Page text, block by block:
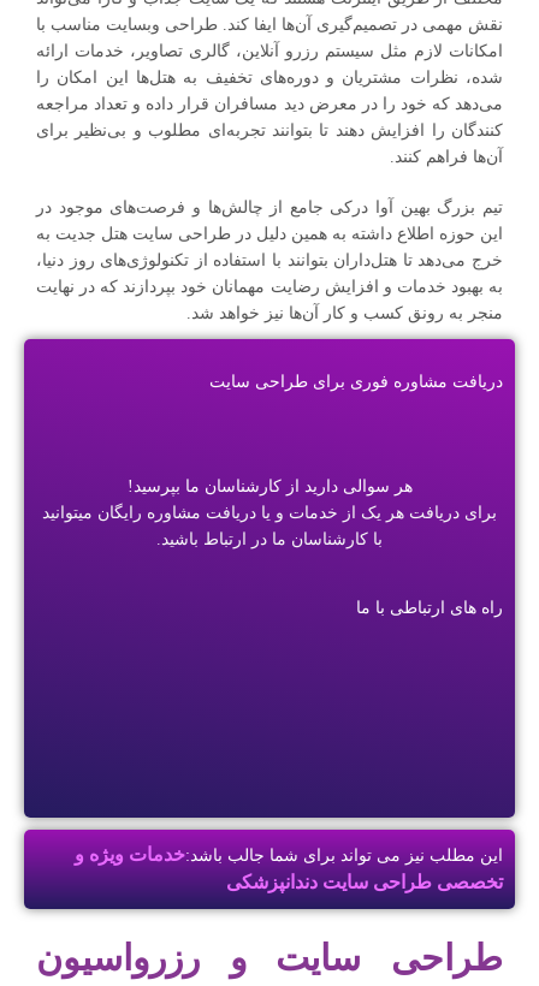
نقش مهمی در تصمیم‌گیری آن‌ها ایفا کند. طراحی وبسایت مناسب با
امکانات لازم مثل سیستم رزرو آنلاین، گالری تصاویر، خدمات ارائه
شده، نظرات مشتریان و دوره‌های تخفیف به هتل‌ها این امکان را
می‌دهد که خود را در معرض دید مسافران قرار داده و تعداد مراجعه
کنندگان را افزایش دهند تا بتوانند تجربه‌ای مطلوب و بی‌نظیر برای
آن‌ها فراهم کنند.
تیم بزرگ بهین آوا درکی جامع از چالش‌ها و فرصت‌های موجود در
این حوزه اطلاع داشته به همین دلیل در طراحی سایت هتل جدیت به
خرج می‌دهد تا هتل‌داران بتوانند با استفاده از تکنولوژی‌های روز دنیا،
به بهبود خدمات و افزایش رضایت مهمانان خود بپردازند که در نهایت
منجر به رونق کسب و کار آن‌ها نیز خواهد شد.
دریافت مشاوره فوری برای طراحی سایت
هر سوالی دارید از کارشناسان ما بپرسید!
برای دریافت هر یک از خدمات و یا دریافت مشاوره رایگان میتوانید
با کارشناسان ما در ارتباط باشید.
راه های ارتباطی با ما
این مطلب نیز می تواند برای شما جالب باشد:خدمات ویژه و
تخصصی طراحی سایت دندانپزشکی
طراحی سایت و رزرواسیون